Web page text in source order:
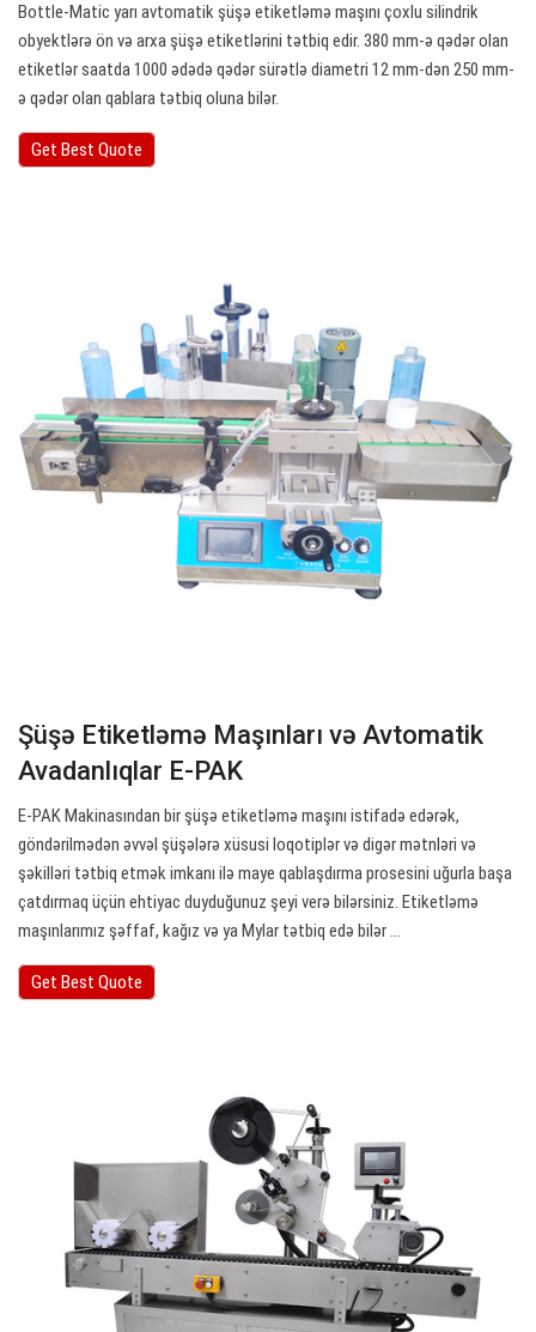
Bottle-Matic yarı avtomatik şüşə etiketləmə maşını çoxlu silindrik
obyektlərə ön və arxa şüşə etiketlərini tətbiq edir. 380 mm-ə qədər olan
etiketlər saatda 1000 ədədə qədər sürətlə diametri 12 mm-dən 250 mm-
ə qədər olan qablara tətbiq oluna bilər.
Get Best Quote
Şüşə Etiketləmə Maşınları və Avtomatik
Avadanlıqlar E-PAK
E-PAK Makinasından bir şüşə etiketləmə maşını istifadə edərək,
göndərilmədən əvvəl şüşələrə xüsusi loqotiplər və digər mətnləri və
şəkilləri tətbiq etmək imkanı ilə maye qablaşdırma prosesini uğurla başa
çatdırmaq üçün ehtiyac duyduğunuz şeyi verə bilərsiniz. Etiketləmə
maşınlarımız şəffaf, kağız və ya Mylar tətbiq edə bilər ...
Get Best Quote